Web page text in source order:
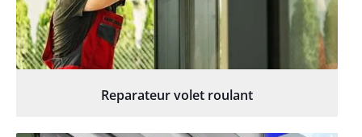
Reparateur volet roulant